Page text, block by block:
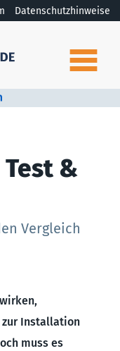
Datenschutzhinweise
&
Vergleich
Installation
muss es